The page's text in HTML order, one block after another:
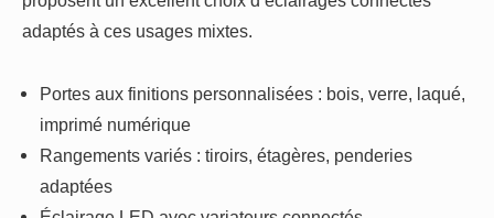
adaptés à ces usages mixtes.
Portes aux finitions personnalisées : bois, verre, laqué,
imprimé numérique
Rangements variés : tiroirs, étagères, penderies
adaptées